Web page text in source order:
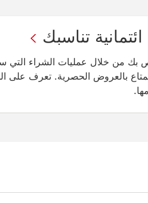
تناسبك
بك من خلال عمليات الشراء التي
بالعروض الحصرية. تعرف على